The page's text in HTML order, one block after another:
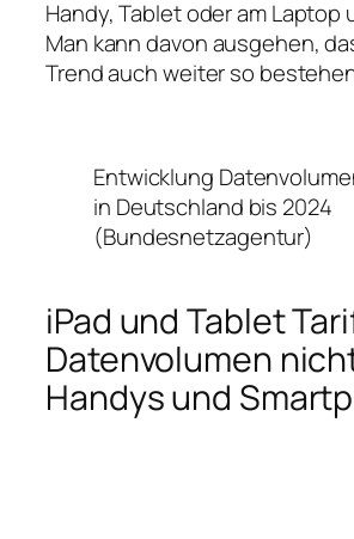
Handy, Tablet oder am Laptop
Man kann davon ausgehen,
Trend auch weiter so
Entwicklung
in Deutschland bis 2024
(Bundesnetzagentur)
iPad und Tablet
Datenvolumen
Handys und